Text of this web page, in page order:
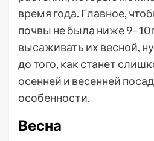
время года. Главное,
почвы не была ниже 9–10
высаживать их весной,
до того, как станет
осенней и весенней
особенности.
Весна